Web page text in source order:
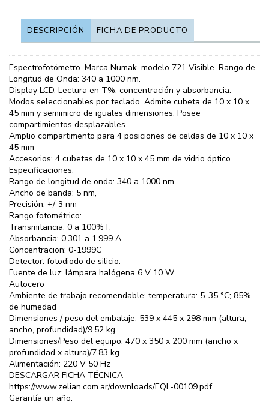
DESCRIPCIÓN FICHA DE PRODUCTO
Espectrofotómetro. Marca Numak, modelo 721 Visible. Rango de
Longitud de Onda: 340 a 1000 nm.
Display LCD. Lectura en T%, concentración y absorbancia.
Modos seleccionables por teclado. Admite cubeta de 10 x 10 x
45 mm y semimicro de iguales dimensiones. Posee
compartimientos desplazables.
Amplio compartimento para 4 posiciones de celdas de 10 x 10 x
45 mm
Accesorios: 4 cubetas de 10 x 10 x 45 mm de vidrio óptico.
Especificaciones:
Rango de longitud de onda: 340 a 1000 nm.
Ancho de banda: 5 nm,
Precisión: +/-3 nm
Rango fotométrico:
Transmitancia: 0 a 100%T,
Absorbancia: 0.301 a 1.999 A
Concentracion: 0-1999C
Detector: fotodiodo de silicio.
Fuente de luz: lámpara halógena 6 V 10 W
Autocero
Ambiente de trabajo recomendable: temperatura: 5-35 °C; 85%
de humedad
Dimensiones / peso del embalaje: 539 x 445 x 298 mm (altura,
ancho, profundidad)/9.52 kg.
Dimensiones/Peso del equipo: 470 x 350 x 200 mm (ancho x
profundidad x altura)/7.83 kg
Alimentación: 220 V 50 Hz
DESCARGAR FICHA TÉCNICA
https://www.zelian.com.ar/downloads/EQL-00109.pdf
Garantía un año.